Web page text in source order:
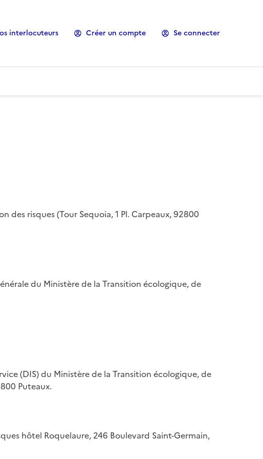
interlocuteurs Créer un compte Se connecter
risques (Tour Sequoia, 1 Pl. Carpeaux, 92800
du Ministère de la Transition écologique, de
(DIS) du Ministère de la Transition écologique, de
Puteaux.
hôtel Roquelaure, 246 Boulevard Saint-Germain,